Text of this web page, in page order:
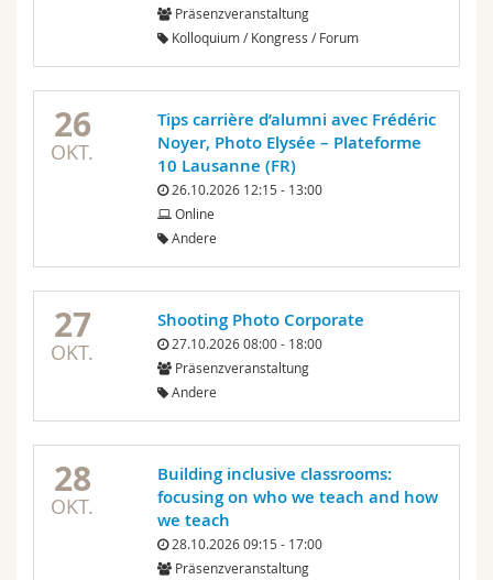
Präsenzveranstaltung
Kolloquium / Kongress / Forum
26
OKT.
Tips carrière d’alumni avec Frédéric
Noyer, Photo Elysée – Plateforme
10 Lausanne (FR)
26.10.2026 12:15 - 13:00
Online
Andere
27
OKT.
Shooting Photo Corporate
27.10.2026 08:00 - 18:00
Präsenzveranstaltung
Andere
28
OKT.
Building inclusive classrooms:
focusing on who we teach and how
we teach
28.10.2026 09:15 - 17:00
Präsenzveranstaltung